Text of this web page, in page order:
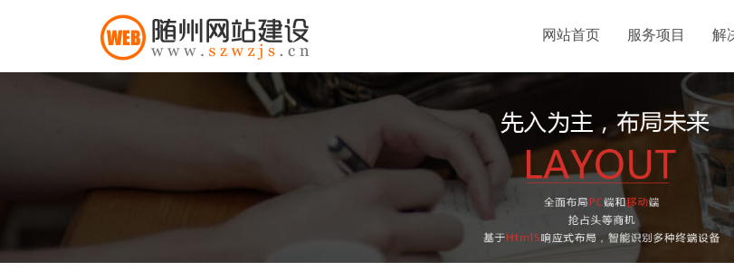
网站首页 服务项目 解